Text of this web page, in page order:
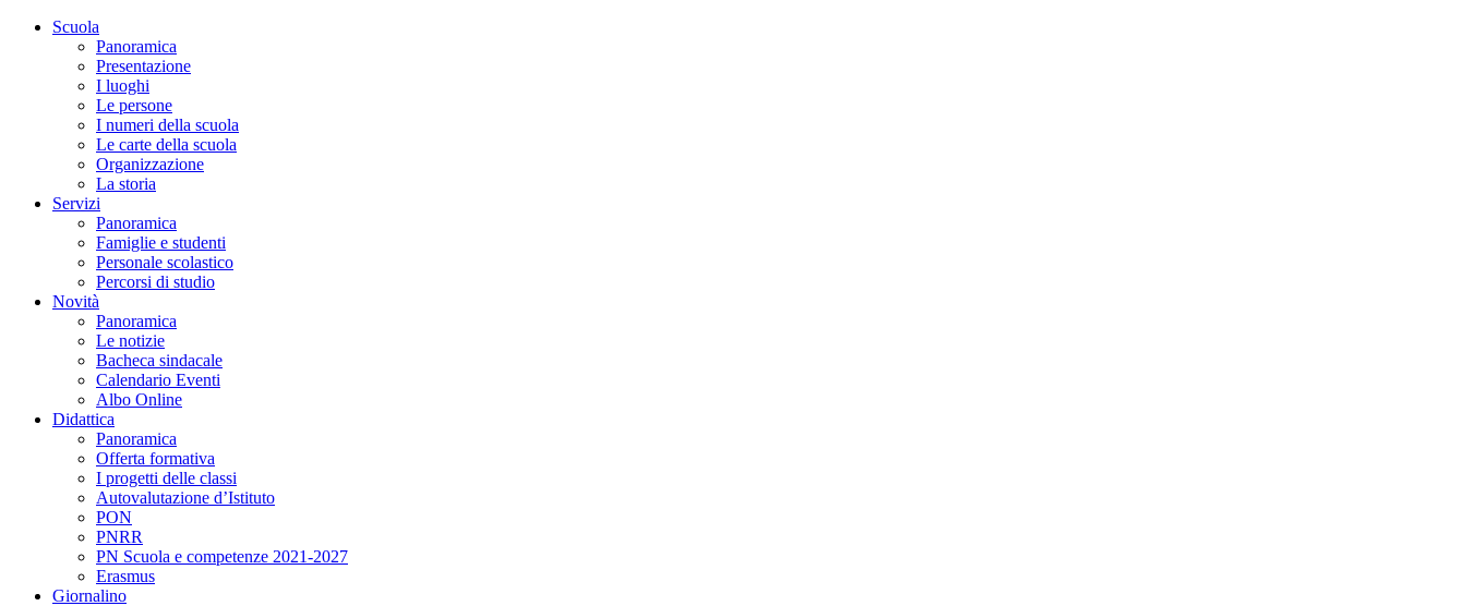
Scuola
Panoramica
Presentazione
I luoghi
Le persone
I numeri della scuola
Le carte della scuola
Organizzazione
La storia
Servizi
Panoramica
Famiglie e studenti
Personale scolastico
Percorsi di studio
Novità
Panoramica
Le notizie
Bacheca sindacale
Calendario Eventi
Albo Online
Didattica
Panoramica
Offerta formativa
I progetti delle classi
Autovalutazione d’Istituto
PON
PNRR
PN Scuola e competenze 2021-2027
Erasmus
Giornalino